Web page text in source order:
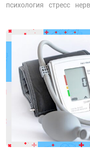
психология стресс